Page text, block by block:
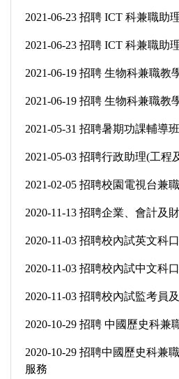
2021-06-23 招聘 ICT 科兼職助
2021-06-23 招聘 ICT 科兼職助
2021-06-19 招聘 生物科兼職教
2021-06-19 招聘 生物科兼職教
2021-05-31 招聘暑期功課輔導
2021-05-03 招聘行政助理(工程
2021-02-05 招聘校園電視台兼
2020-11-13 招聘企業、會計及
2020-11-03 招聘校內試英文科
2020-11-03 招聘校內試中文科
2020-11-03 招聘校內試監考員
2020-10-29 招聘 中國歷史科兼
2020-10-29 招聘中國歷史科兼
服務